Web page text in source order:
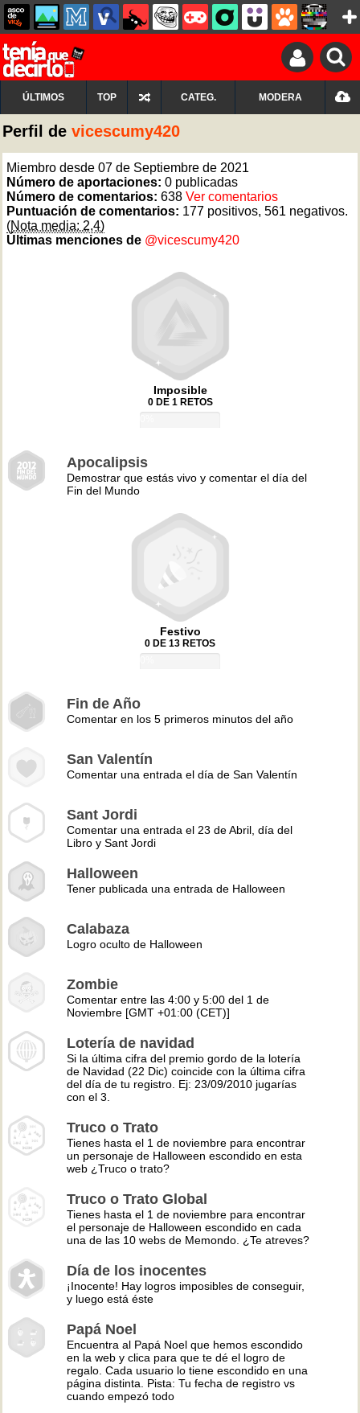
ÚLTIMOS TOP CATEG. MODERA
Perfil de vicescumy420
Miembro desde 07 de Septiembre de 2021
Número de aportaciones: 0 publicadas
Número de comentarios: 638 Ver comentarios
Puntuación de comentarios: 177 positivos, 561 negativos.
(Nota media: 2,4)
Últimas menciones de @vicescumy420
Imposible
0 DE 1 RETOS
Apocalipsis
Demostrar que estás vivo y comentar el día del
Fin del Mundo
Festivo
0 DE 13 RETOS
Fin de Año
Comentar en los 5 primeros minutos del año
San Valentín
Comentar una entrada el día de San Valentín
Sant Jordi
Comentar una entrada el 23 de Abril, día del
Libro y Sant Jordi
Halloween
Tener publicada una entrada de Halloween
Calabaza
Logro oculto de Halloween
Zombie
Comentar entre las 4:00 y 5:00 del 1 de
Noviembre [GMT +01:00 (CET)]
Lotería de navidad
Si la última cifra del premio gordo de la lotería
de Navidad (22 Dic) coincide con la última cifra
del día de tu registro. Ej: 23/09/2010 jugarías
con el 3.
Truco o Trato
Tienes hasta el 1 de noviembre para encontrar
un personaje de Halloween escondido en esta
web ¿Truco o trato?
Truco o Trato Global
Tienes hasta el 1 de noviembre para encontrar
el personaje de Halloween escondido en cada
una de las 10 webs de Memondo. ¿Te atreves?
Día de los inocentes
¡Inocente! Hay logros imposibles de conseguir,
y luego está éste
Papá Noel
Encuentra al Papá Noel que hemos escondido
en la web y clica para que te dé el logro de
regalo. Cada usuario lo tiene escondido en una
página distinta. Pista: Tu fecha de registro vs
cuando empezó todo